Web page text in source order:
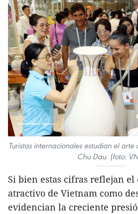
Turistas internacionales estudian el
Chu Dau. (foto:
Si bien estas cifras reflejan el
atractivo de Vietnam como
evidencian la creciente